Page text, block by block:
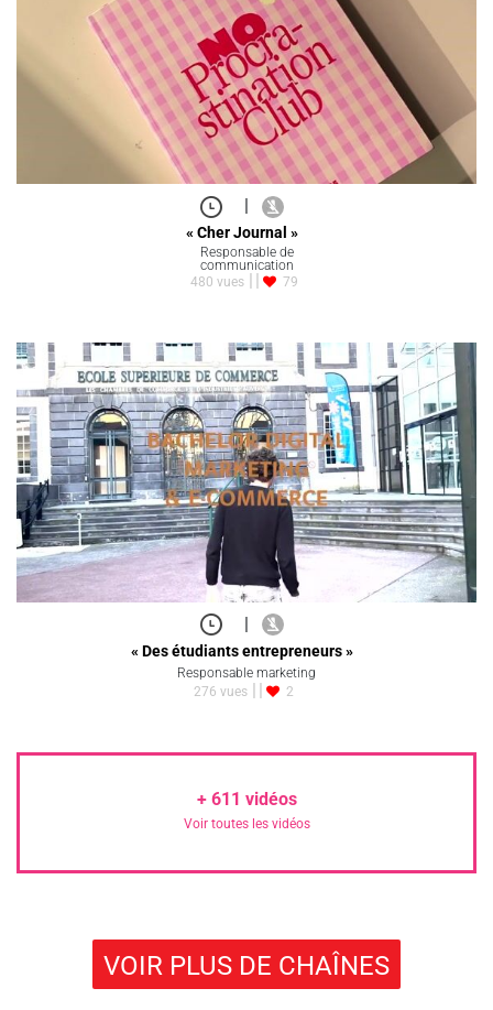
|
« Cher Journal »
Responsable de
communication
480 vues
79
|
« Des étudiants entrepreneurs »
Responsable marketing
276 vues
2
+ 611 vidéos
Voir toutes les vidéos
VOIR PLUS DE CHAÎNES